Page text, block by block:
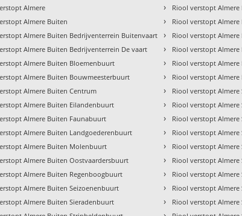
Almere
Almere Buiten
Almere Buiten Bedrijventerrein Buitenvaart
Almere Buiten Bedrijventerrein De vaart
Almere Buiten Bloemenbuurt
Almere Buiten Bouwmeesterbuurt
Almere Buiten Centrum
Almere Buiten Eilandenbuurt
Almere Buiten Faunabuurt
Almere Buiten Landgoederenbuurt
Almere Buiten Molenbuurt
Almere Buiten Oostvaardersbuurt
Almere Buiten Regenboogbuurt
Almere Buiten Seizoenenbuurt
Almere Buiten Sieradenbuurt
› Riool verstopt
› Riool verstopt
› Riool verstopt
› Riool verstopt
› Riool verstopt
› Riool verstopt
› Riool verstopt Almere
› Riool verstopt
› Riool verstopt
› Riool verstopt
› Riool verstopt
› Riool verstopt Almere
› Riool verstopt Almere
› Riool verstopt
› Riool verstopt Almere